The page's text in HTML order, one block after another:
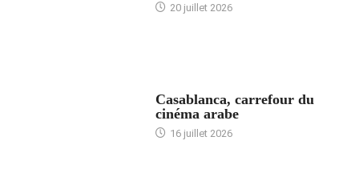
20 juillet 2026
Casablanca, carrefour du
cinéma arabe
16 juillet 2026